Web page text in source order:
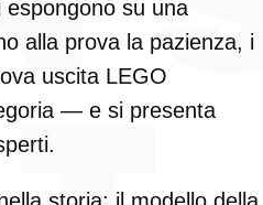
su una
alla prova la pazienza, i
uscita LEGO
— e si presenta